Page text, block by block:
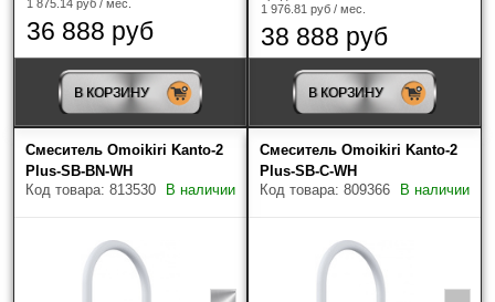
1 875.14 руб / мес.
36 888 руб
В КОРЗИНУ
1 976.81 руб / мес.
38 888 руб
В КОРЗИНУ
Смеситель Omoikiri Kanto-2
Plus-SB-BN-WH
Код товара: 813530
В наличии
Смеситель Omoikiri Kanto-2
Plus-SB-C-WH
Код товара: 809366
В наличии